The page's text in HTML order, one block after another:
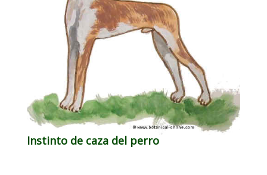
Instinto de caza del perro